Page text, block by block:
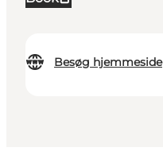
Besøg hjemmeside